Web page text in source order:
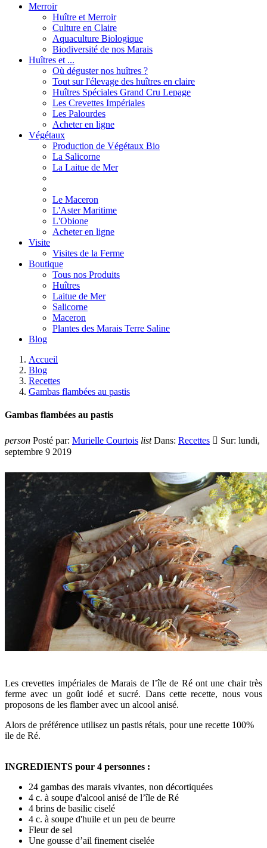
Merroir
Huître et Merroir
Culture en Claire
Aquaculture Biologique
Biodiversité de nos Marais
Huîtres et ...
Où déguster nos huîtres ?
Tout sur l'élevage des huîtres en claire
Huîtres Spéciales Grand Cru Lepage
Les Crevettes Impériales
Les Palourdes
Acheter en ligne
Végétaux
Production de Végétaux Bio
La Salicorne
La Laitue de Mer
Le Maceron
L'Aster Maritime
L'Obione
Acheter en ligne
Visite
Visites de la Ferme
Boutique
Tous nos Produits
Huîtres
Laitue de Mer
Salicorne
Maceron
Plantes des Marais Terre Saline
Blog
Accueil
Blog
Recettes
Gambas flambées au pastis
Gambas flambées au pastis
person Posté par: Murielle Courtois list Dans: Recettes  Sur: lundi,
septembre 9 2019
Les crevettes impériales de Marais de l’île de Ré ont une chair très
ferme avec un goût iodé et sucré. Dans cette recette, nous vous
proposons de les flamber avec un alcool anisé.
Alors de préférence utilisez un pastis rétais, pour une recette 100%
ile de Ré.
INGREDIENTS pour 4 personnes :
24 gambas des marais vivantes, non décortiquées
4 c. à soupe d'alcool anisé de l’île de Ré
4 brins de basilic ciselé
4 c. à soupe d'huile et un peu de beurre
Fleur de sel
Une gousse d’ail finement ciselée